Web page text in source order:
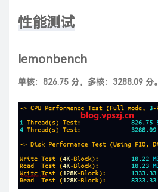
性能测试
lemonbench
单核：826.75 分，多核：3288.09 分。